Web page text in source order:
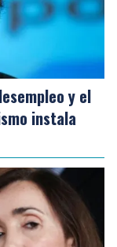
y el
instala